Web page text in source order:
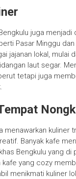
juga menjadi
Pasar Minggu dan
jajanan lokal, mulai
laut segar.
tetapi juga
menawarkan kuliner
Banyak kafe
Bengkulu yang di
kafe yang cozy
menikmati kuliner